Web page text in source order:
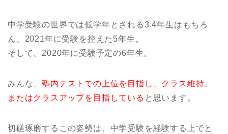
中学受験の世界では低学年とされる3.4年生はもちろ
ん、2021年に受験を控えた5年生。
そして、2020年に受験予定の6年生。
みんな、塾内テストでの上位を目指し、クラス維持、
またはクラスアップを目指している と思います。
切磋琢磨するこの姿勢は、中学受験を経験する上でと